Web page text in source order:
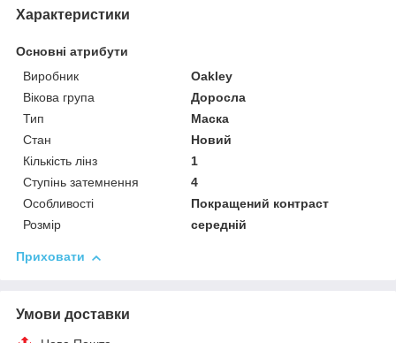
Характеристики
Основні атрибути
Виробник
Oakley
Вікова група
Доросла
Тип
Маска
Стан
Новий
Кількість лінз
1
Ступінь затемнення
4
Особливості
Покращений контраст
Розмір
середній
Приховати
Умови доставки